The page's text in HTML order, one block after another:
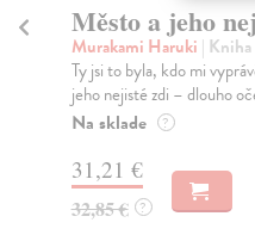
Město a jeho
Murakami Haruki | Kniha
Ty jsi to byla, kdo mi
jeho nejisté zdi – dlouho
Na sklade ?
31,21 €
32,85 € ?